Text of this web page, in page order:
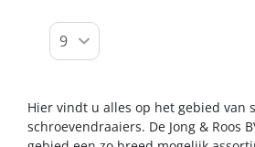
Hier vindt u alles op het gebied van
schroevendraaiers. De Jong & Roos